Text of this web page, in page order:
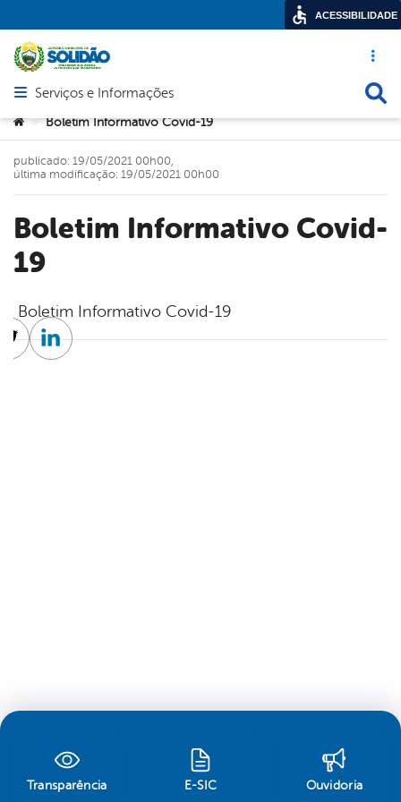
Acesso
Abrir menu principal de navegação
Serviços e Informações
Você está aqui:
> Boletim Informativo Covid-19
Boletim Informativo Covid-
19
publicado: 19/05/2021 00h00,
última modificação: 19/05/2021 00h00
Boletim Informativo Covid-19
TwitterLinkedin
Transparência E-SIC Ouvidoria
ACESSIBILIDADE